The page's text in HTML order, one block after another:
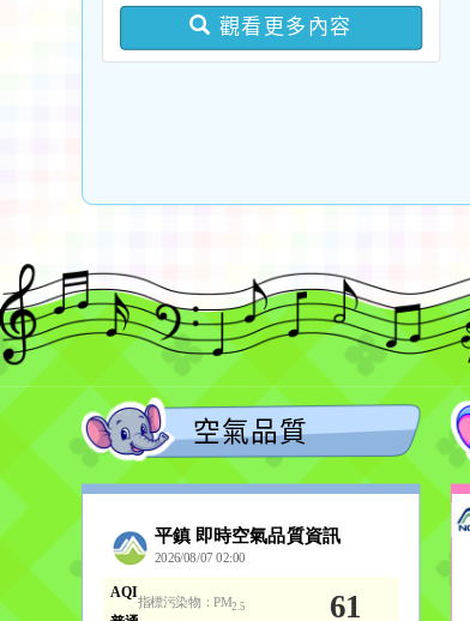
次招生 新勢國小鑑定結
果-錄取公告
觀看更多內容
-目睹家暴兒少
列課程「守護未成年
照顧者跨育工作坊」
空氣品質